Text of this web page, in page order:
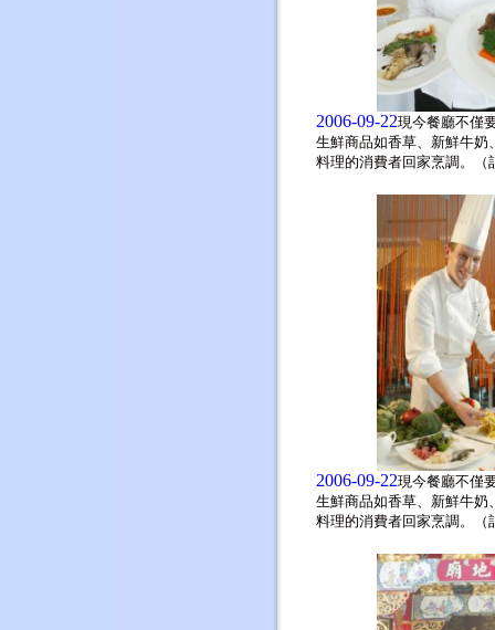
2006-09-22現今餐廳不僅
生鮮商品如香草、新鮮牛奶
料理的消費者回家烹調。（
2006-09-22現今餐廳不僅
生鮮商品如香草、新鮮牛奶
料理的消費者回家烹調。（